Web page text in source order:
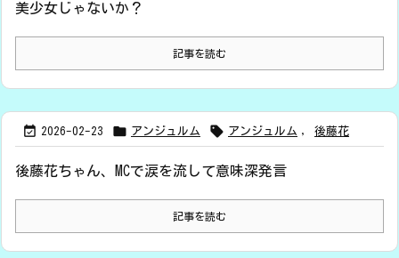
美少女じゃないか？
記事を読む
 2026-02-23  アンジュルム  アンジュルム , 後藤花
後藤花ちゃん、MCで涙を流して意味深発言
記事を読む